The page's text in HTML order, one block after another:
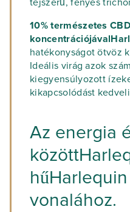
tejszerű, fényes
10% természetes
hatékonyságot ötvöz
Ideális virág azok
kiegyensúlyozott
kikapcsolódást
Az energia
vonalához.